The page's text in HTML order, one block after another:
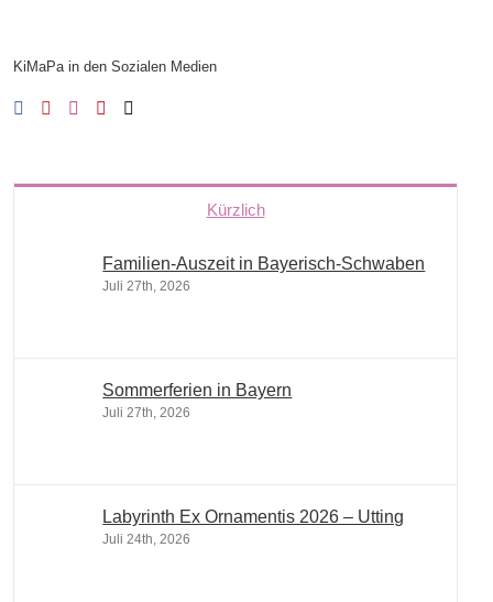
KiMaPa in den Sozialen Medien
Kürzlich
Familien-Auszeit in Bayerisch-Schwaben
Juli 27th, 2026
Sommerferien in Bayern
Juli 27th, 2026
Labyrinth Ex Ornamentis 2026 – Utting
Juli 24th, 2026